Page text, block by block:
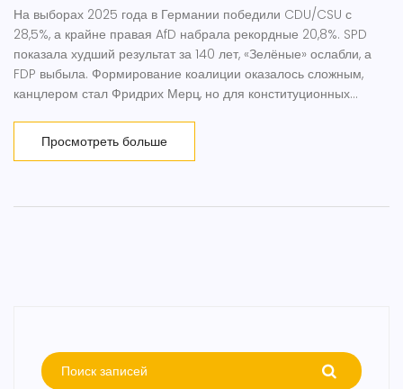
На выборах 2025 года в Германии победили CDU/CSU с
28,5%, а крайне правая AfD набрала рекордные 20,8%. SPD
показала худший результат за 140 лет, «Зелёные» ослабли, а
FDP выбыла. Формирование коалиции оказалось сложным,
канцлером стал Фридрих Мерц, но для конституционных
Просмотреть больше